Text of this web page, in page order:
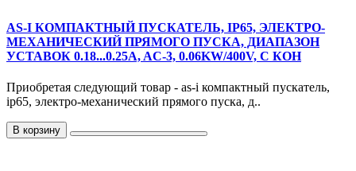
AS-I КОМПАКТНЫЙ ПУСКАТЕЛЬ, IP65, ЭЛЕКТРО-
МЕХАНИЧЕСКИЙ ПРЯМОГО ПУСКА, ДИАПАЗОН
УСТАВОК 0.18...0.25A, AC-3, 0.06KW/400V, С КОН
Приобретая следующий товар - as-i компактный пускатель,
ip65, электро-механический прямого пуска, д..
В корзину